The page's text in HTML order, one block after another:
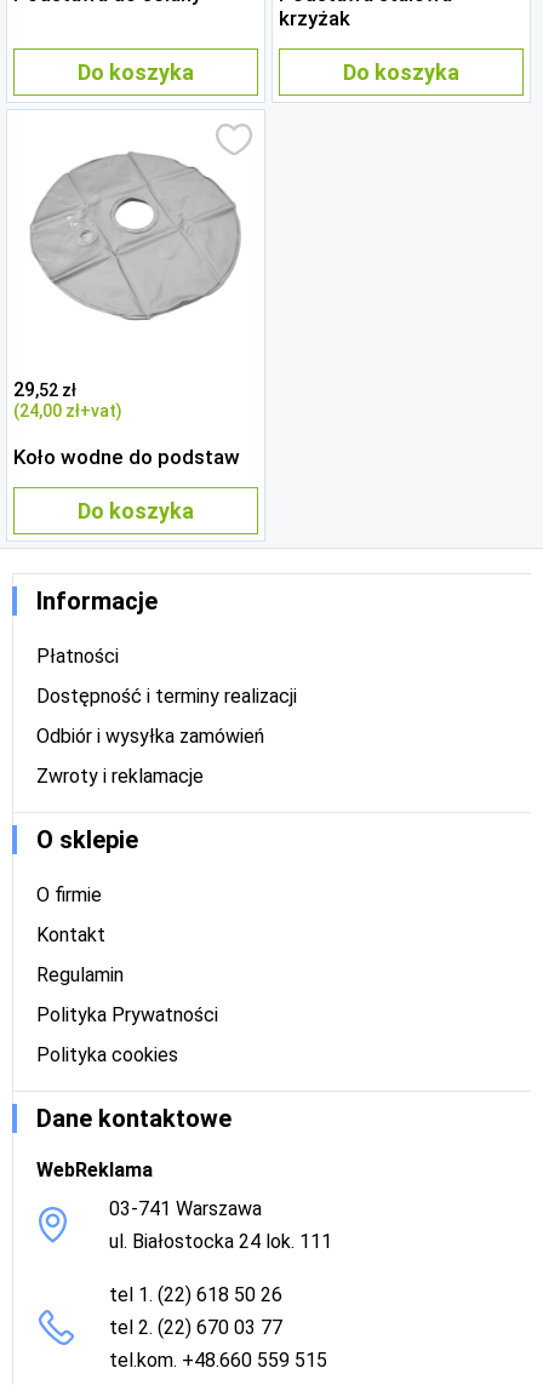
Do koszyka
krzyżak
Do koszyka
29,52 zł
(24,00 zł+vat)
Koło wodne do podstaw
Do koszyka
Informacje
Płatności
Dostępność i terminy realizacji
Odbiór i wysyłka zamówień
Zwroty i reklamacje
O sklepie
O firmie
Kontakt
Regulamin
Polityka Prywatności
Polityka cookies
Dane kontaktowe
WebReklama
03-741 Warszawa
ul. Białostocka 24 lok. 111
tel 1. (22) 618 50 26
tel 2. (22) 670 03 77
tel.kom. +48.660 559 515